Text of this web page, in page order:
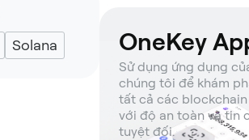
Solana OneKey
Sử dụng ứng dụng
chúng tôi để khám
tất cả các blockchain
với độ an toàn và tin
tuyệt đối.